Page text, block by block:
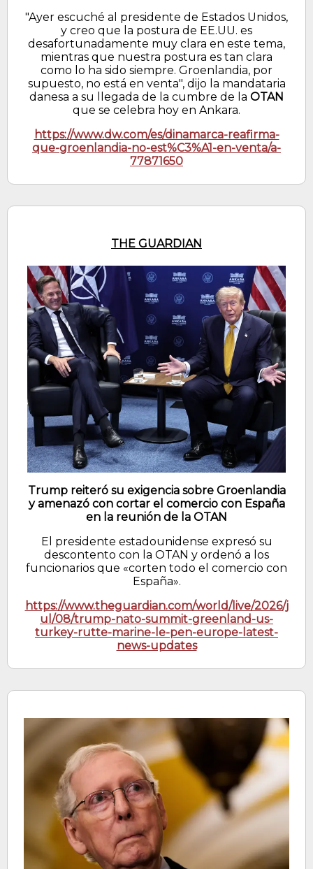
"Ayer escuché al presidente de Estados Unidos,
y creo que la postura de EE.UU. es
desafortunadamente muy clara en este tema,
mientras que nuestra postura es tan clara
como lo ha sido siempre. Groenlandia, por
supuesto, no está en venta", dijo la mandataria
danesa a su llegada de la cumbre de la OTAN
que se celebra hoy en Ankara.
https://www.dw.com/es/dinamarca-reafirma-
que-groenlandia-no-est%C3%A1-en-venta/a-
77871650
THE GUARDIAN
Trump reiteró su exigencia sobre Groenlandia
y amenazó con cortar el comercio con España
en la reunión de la OTAN
El presidente estadounidense expresó su
descontento con la OTAN y ordenó a los
funcionarios que «corten todo el comercio con
España».
https://www.theguardian.com/world/live/2026/j
ul/08/trump-nato-summit-greenland-us-
turkey-rutte-marine-le-pen-europe-latest-
news-updates